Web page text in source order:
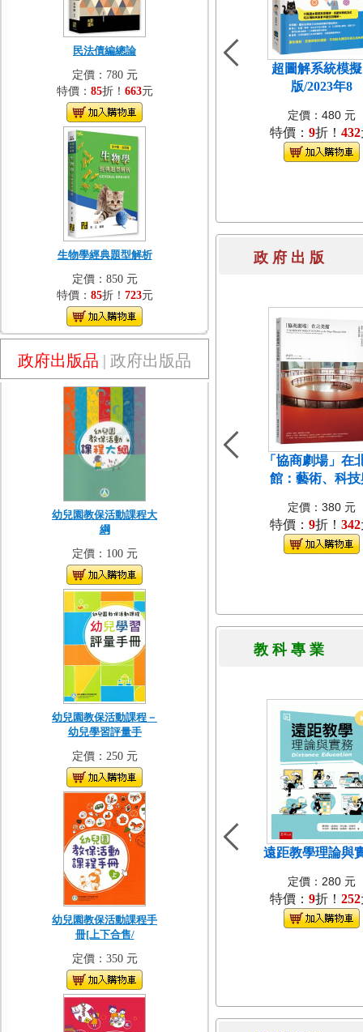
民法債編總論
定價：780 元
特價： 85折！ 663元
生物學經典題型解析
定價：850 元
特價： 85折！ 723元
政府出版品 | 政府出版品
幼兒園教保活動課程大
綱
定價：100 元
幼兒園教保活動課程－
幼兒學習評量手
定價：250 元
幼兒園教保活動課程手
冊[上下合售/
定價：350 元
超圖解系統模
版/2023年8
定價：480 元
特價： 9折！ 432
政 府 出
「協商劇場」在
館：藝術、科技
定價：380 元
特價： 9折！ 342
教 科 專
遠距教學理論與
定價：280 元
特價： 9折！ 252